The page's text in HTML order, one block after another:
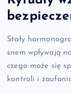
Stały
snem wpływają
czego może się
kontroli i